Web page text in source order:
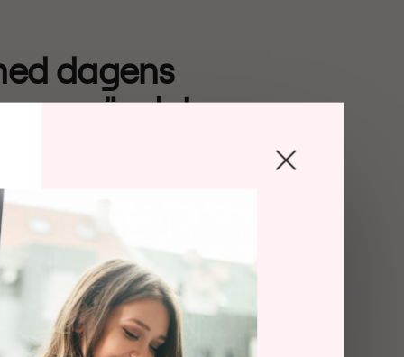
dagens
när det
enheter
IT-utrustning blir allt
ägarmodeller kan ofta
initiala kostnader, strikta avtal
hög ränta gör det svårare för